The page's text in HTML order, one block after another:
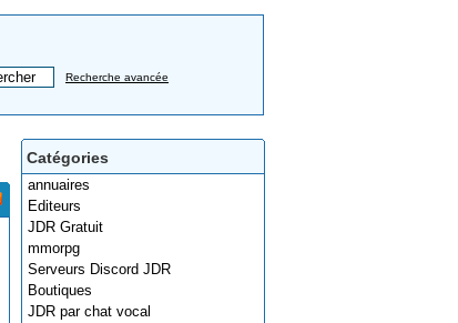
Recherche avancée
Catégories
annuaires
Editeurs
JDR Gratuit
mmorpg
Serveurs Discord JDR
Boutiques
JDR par chat vocal